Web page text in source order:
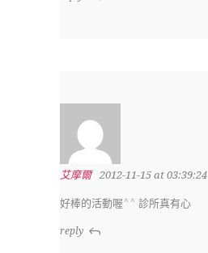
艾摩爾 2012-11-15 at 03:39:24
好棒的活動喔^^ 診所真有心
reply